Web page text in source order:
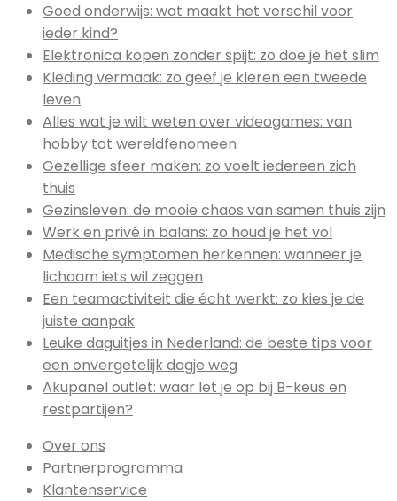
Goed onderwijs: wat maakt het verschil voor
ieder kind?
Elektronica kopen zonder spijt: zo doe je het slim
Kleding vermaak: zo geef je kleren een tweede
leven
Alles wat je wilt weten over videogames: van
hobby tot wereldfenomeen
Gezellige sfeer maken: zo voelt iedereen zich
thuis
Gezinsleven: de mooie chaos van samen thuis zijn
Werk en privé in balans: zo houd je het vol
Medische symptomen herkennen: wanneer je
lichaam iets wil zeggen
Een teamactiviteit die écht werkt: zo kies je de
juiste aanpak
Leuke daguitjes in Nederland: de beste tips voor
een onvergetelijk dagje weg
Akupanel outlet: waar let je op bij B-keus en
restpartijen?
Over ons
Partnerprogramma
Klantenservice